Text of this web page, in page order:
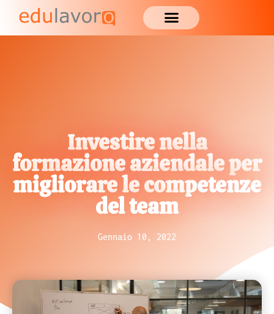
Investire nella
formazione aziendale per
migliorare le competenze
del team
Gennaio 10, 2022